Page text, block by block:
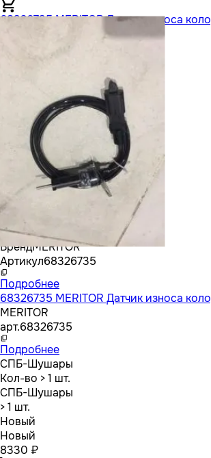
68326735 MERITOR Датчик износа
БрендMERITOR
Артикул68326735
Подробнее
68326735 MERITOR Датчик износа
MERITOR
арт.68326735
Подробнее
СПБ-Шушары
Кол-во > 1 шт.
СПБ-Шушары
> 1 шт.
Новый
Новый
8330 ₽